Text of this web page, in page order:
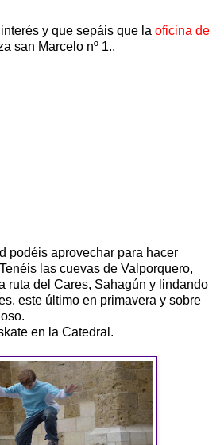
y que sepáis que la oficina de
san Marcelo nº 1..
podéis aprovechar para hacer
las cuevas de Valporquero,
ruta del Cares, Sahagún y lindando
este último en primavera y sobre
en la Catedral.